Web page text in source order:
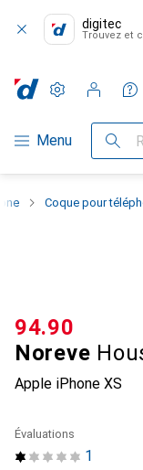
digitec
Trouvez et
Navigation par
Menu
Paramètres
Compte client
Listes de
Listes d'envies
Panier
Coque pour
Noreve
Apple iPhone XS
CHF
94.90
1
Évaluations